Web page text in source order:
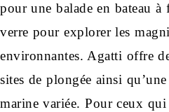
pour une balade en bateau à
verre pour explorer les
environnantes. Agatti offre
sites de plongée ainsi
marine variée. Pour ceux qui